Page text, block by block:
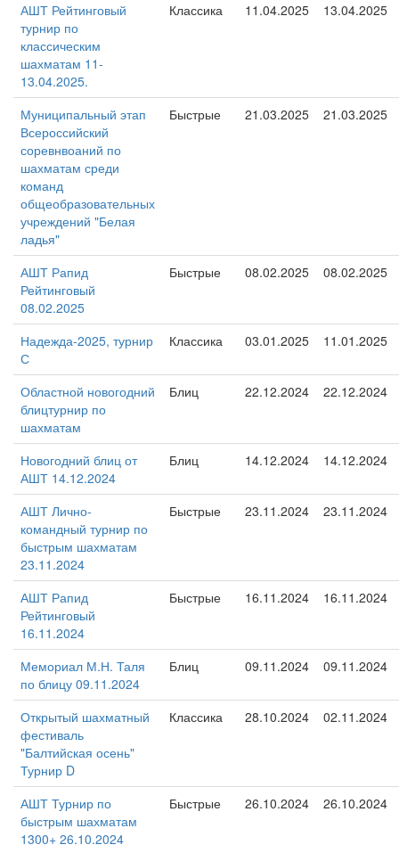
АШТ Рейтинговый
турнир по
классическим
шахматам 11-
13.04.2025.
Классика 11.04.2025 13.04.2025
Муниципальный этап
Всероссийский
соревнвоаний по
шахматам среди
команд
общеобразовательных
учреждений "Белая
ладья"
Быстрые 21.03.2025 21.03.2025
АШТ Рапид
Рейтинговый
08.02.2025
Быстрые 08.02.2025 08.02.2025
Надежда-2025, турнир
С
Классика 03.01.2025 11.01.2025
Областной новогодний
блицтурнир по
шахматам
Блиц 22.12.2024 22.12.2024
Новогодний блиц от
АШТ 14.12.2024
Блиц 14.12.2024 14.12.2024
АШТ Лично-
командный турнир по
быстрым шахматам
23.11.2024
Быстрые 23.11.2024 23.11.2024
АШТ Рапид
Рейтинговый
16.11.2024
Быстрые 16.11.2024 16.11.2024
Мемориал М.Н. Таля
по блицу 09.11.2024
Блиц 09.11.2024 09.11.2024
Открытый шахматный
фестиваль
"Балтийская осень"
Турнир D
Классика 28.10.2024 02.11.2024
АШТ Турнир по
быстрым шахматам
1300+ 26.10.2024
Быстрые 26.10.2024 26.10.2024